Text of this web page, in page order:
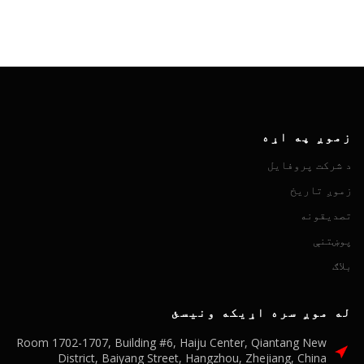
زموږ په اړه
د شرکت پروفایل
زموږ تاریخ
تصدیقونه
پوښتنې
بلاګ
له موږ سره اړیکه ونیسئ
Room 1702-1707, Building #6, Haiju Center, Qiantang New
District, Baiyang Street, Hangzhou, Zhejiang, China